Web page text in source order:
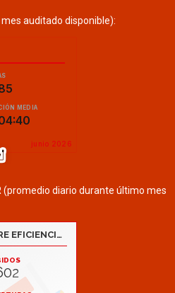
auditado disponible):
(promedio diario durante último mes